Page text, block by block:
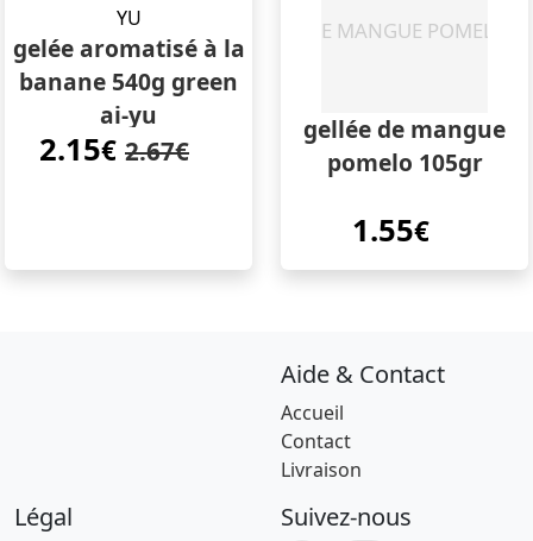
gelée aromatisé à la
banane 540g green
ai-yu
2.15€ 2.67€
gellée de mangue
pomelo 105gr
1.55€
Aide & Contact
Accueil
Contact
Livraison
Légal Suivez-nous